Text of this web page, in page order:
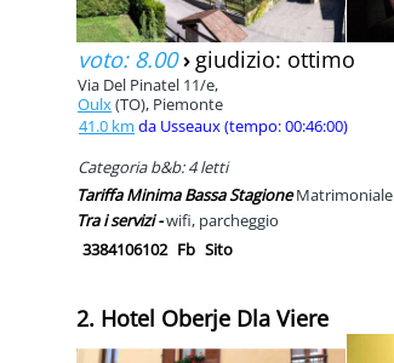
voto: 8.00› giudizio: ottimo
Via Del Pinatel 11/e,
Oulx(TO), Piemonte
41.0 km da Usseaux (tempo: 00:46:00)
Categoria b&b: 4 letti
Tariffa Minima Bassa StagioneMatrimoniale
Tra i servizi -wifi, parcheggio
3384106102 Fb Sito
2. Hotel Oberje Dla Viere